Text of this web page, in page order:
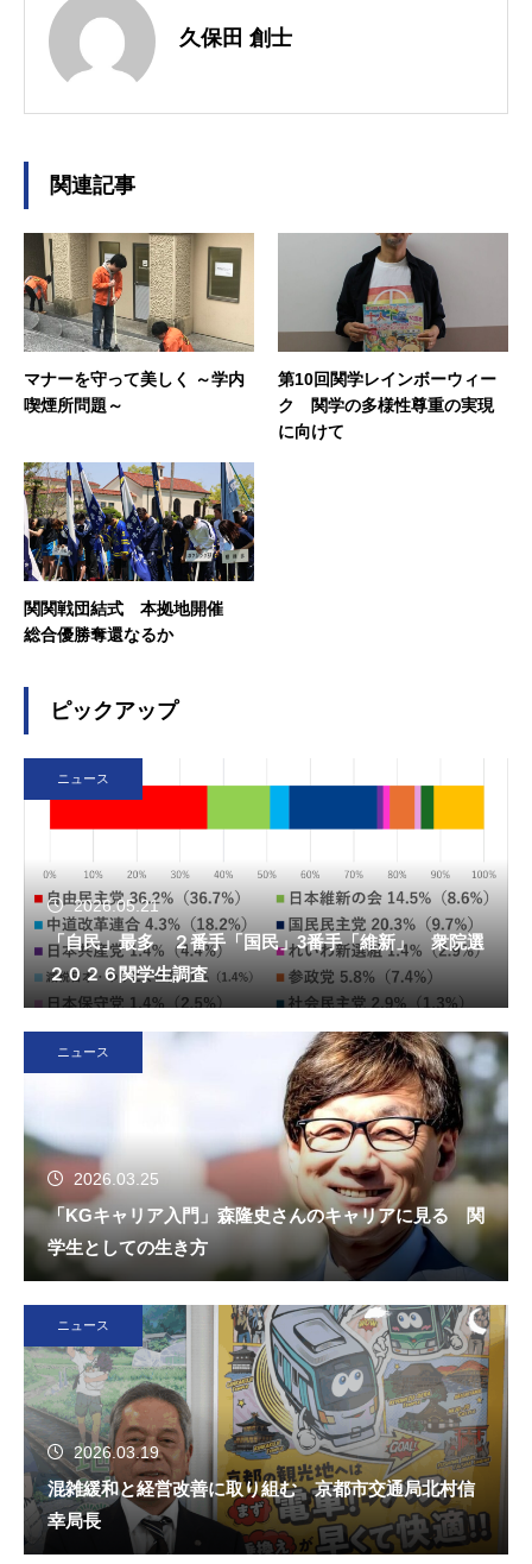
久保田 創士
関連記事
マナーを守って美しく ～学内
喫煙所問題～
第10回関学レインボーウィー
ク 関学の多様性尊重の実現
に向けて
関関戦団結式 本拠地開催
総合優勝奪還なるか
ピックアップ
ニュース
2026.05.21
「自民」最多 ２番手「国民」3番手「維新」 衆院選
２０２６関学生調査
ニュース
2026.03.25
「KGキャリア入門」森隆史さんのキャリアに見る 関
学生としての生き方
ニュース
2026.03.19
混雑緩和と経営改善に取り組む 京都市交通局北村信
幸局長